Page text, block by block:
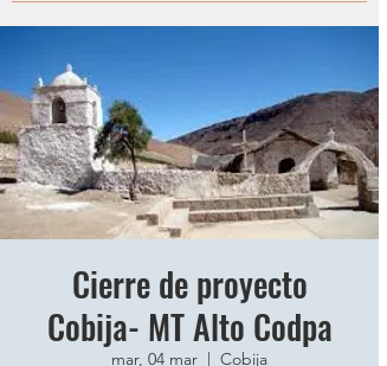
Cierre de proyecto
Cobija- MT Alto Codpa
mar, 04 mar
  |
Cobija